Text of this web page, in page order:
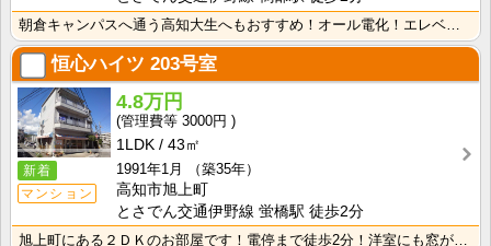
朝倉キャンパスへ通う高知大生へもおすすめ！オール電化！エレベーター！インターネット月額使用料無料！敷･･･
恒心ハイツ 203号室
新着
マンション
4.8万円
3000円
1LDK
43㎡
1991年1月
（築35年）
高知市旭上町
とさでん交通伊野線 蛍橋駅 徒歩2分